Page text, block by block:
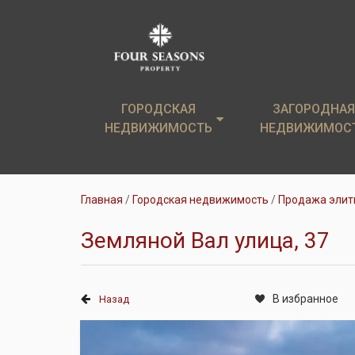
ГОРОДСКАЯ
НЕДВИЖИМОСТЬ
ГОРОДСКАЯ
НЕДВИЖИМОСТЬ
Элитные квартиры
Аренда
ЗАГОРОДНАЯ
ЗАГОРОДНАЯ
Земельные
Коттеджи в
Главная Городская недвижимость Продажа
Земляной Вал улица, 37
Назад В избранное